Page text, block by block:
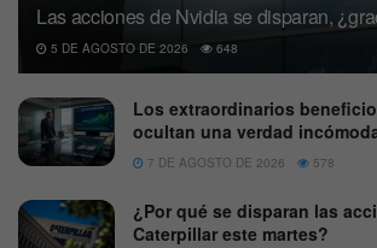
Las acciones de Nvidia se disparan,
5 DE AGOSTO DE 2026 648
Los extraordinarios
ocultan una verdad
7 DE AGOSTO DE 2026 578
¿Por qué se disparan las
Caterpillar este martes?